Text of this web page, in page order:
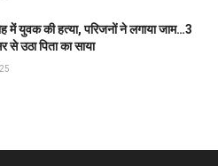
में युवक की हत्या, परिजनों ने लगाया जाम…3
से उठा पिता का साया